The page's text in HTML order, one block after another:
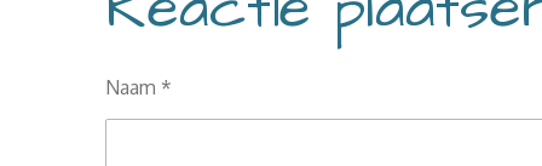
Naam *